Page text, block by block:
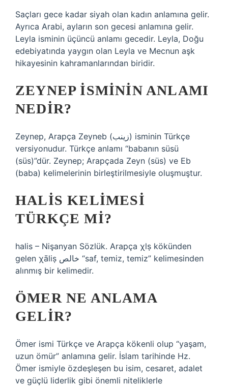
Saçları gece kadar siyah olan kadın anlamına gelir.
Ayrıca Arabi, ayların son gecesi anlamına gelir.
Leyla isminin üçüncü anlamı gecedir. Leyla, Doğu
edebiyatında yaygın olan Leyla ve Mecnun aşk
hikayesinin kahramanlarından biridir.
ZEYNEP ISMININ ANLAMI
NEDIR?
Zeynep, Arapça Zeyneb (زينب) isminin Türkçe
versiyonudur. Türkçe anlamı “babanın süsü
(süs)”dür. Zeynep; Arapçada Zeyn (süs) ve Eb
(baba) kelimelerinin birleştirilmesiyle oluşmuştur.
HALIS KELIMESI
TÜRKÇE MI?
halis – Nişanyan Sözlük. Arapça χlṣ kökünden
gelen χāliṣ خالص “saf, temiz, temiz” kelimesinden
alınmış bir kelimedir.
ÖMER NE ANLAMA
GELIR?
Ömer ismi Türkçe ve Arapça kökenli olup “yaşam,
uzun ömür” anlamına gelir. İslam tarihinde Hz.
Ömer ismiyle özdeşleşen bu isim, cesaret, adalet
ve güçlü liderlik gibi önemli niteliklerle